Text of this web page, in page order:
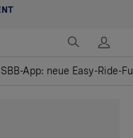
SBB-App: neue Easy-Ride-